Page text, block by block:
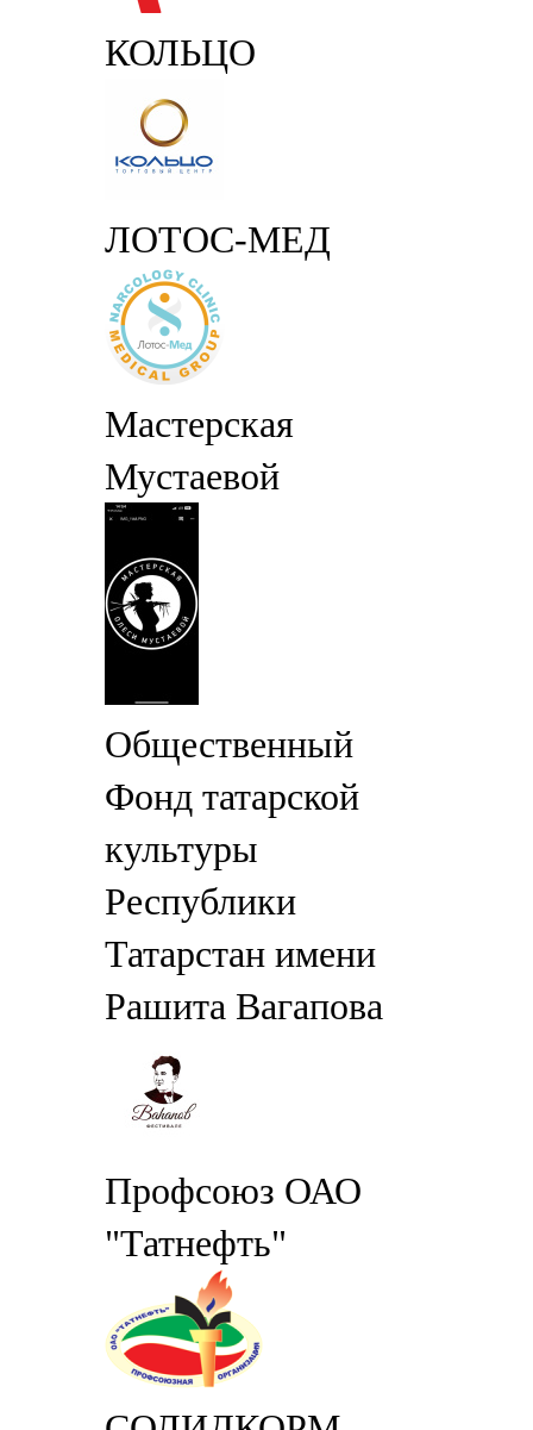
КОЛЬЦО
ЛОТОС-МЕД
Мастерская
Мустаевой
Общественный
Фонд татарской
культуры
Республики
Татарстан имени
Рашита Вагапова
Профсоюз ОАО
"Татнефть"